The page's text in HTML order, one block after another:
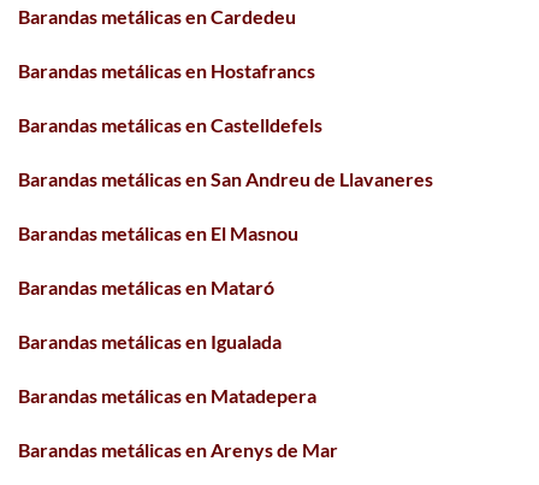
Barandas metálicas en Cardedeu
Barandas metálicas en Hostafrancs
Barandas metálicas en Castelldefels
Barandas metálicas en San Andreu de Llavaneres
Barandas metálicas en El Masnou
Barandas metálicas en Mataró
Barandas metálicas en Igualada
Barandas metálicas en Matadepera
Barandas metálicas en Arenys de Mar